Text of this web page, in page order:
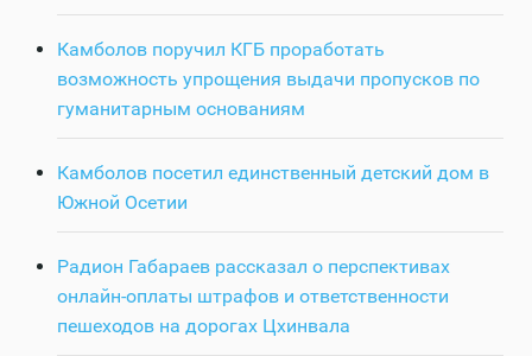
Камболов поручил КГБ проработать
возможность упрощения выдачи пропусков по
гуманитарным основаниям
Камболов посетил единственный детский дом в
Южной Осетии
Радион Габараев рассказал о перспективах
онлайн-оплаты штрафов и ответственности
пешеходов на дорогах Цхинвала